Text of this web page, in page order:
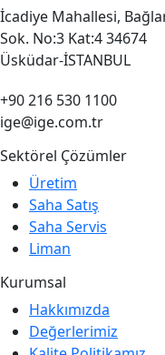
İcadiye Mahallesi,
Sok. No:3 Kat:4 34674
Üsküdar-İSTANBUL
+90 216 530 1100
ige@ige.com.tr
Sektörel Çözümler
Üretim
Saha Satış
Saha Servis
Liman
Kurumsal
Hakkımızda
Değerlerimiz